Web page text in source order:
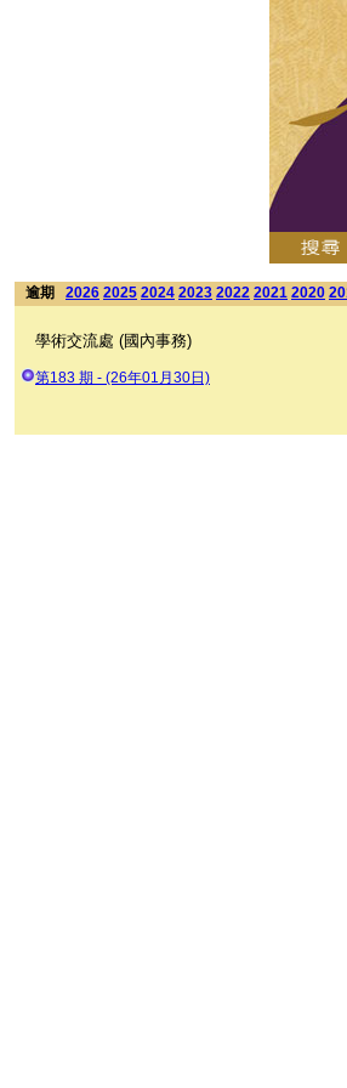
逾期 2026 2025 2024 2023 2022 2021 2020
學術交流處 (國內事務)
第183 期 - (26年01月30日)